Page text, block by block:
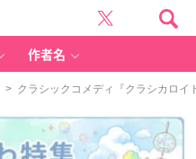
作者名
> クラシックコメディ『クラシカロイ